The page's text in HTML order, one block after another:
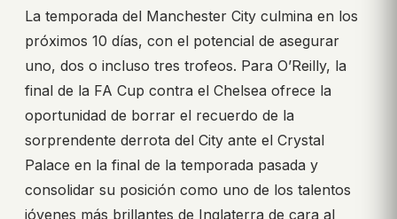
La temporada del Manchester City culmina en los
próximos 10 días, con el potencial de asegurar
uno, dos o incluso tres trofeos. Para O’Reilly, la
final de la FA Cup contra el Chelsea ofrece la
oportunidad de borrar el recuerdo de la
sorprendente derrota del City ante el Crystal
Palace en la final de la temporada pasada y
consolidar su posición como uno de los talentos
jóvenes más brillantes de Inglaterra de cara al